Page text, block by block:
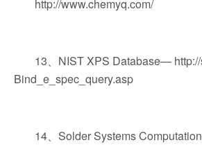
http://www.chemyq.com/
13、NIST XPS Database—
Bind_e_spec_query.asp
14、Solder Systems